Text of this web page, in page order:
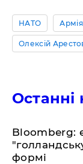
НАТО
Олексій
Останні
Bloomberg:
формі